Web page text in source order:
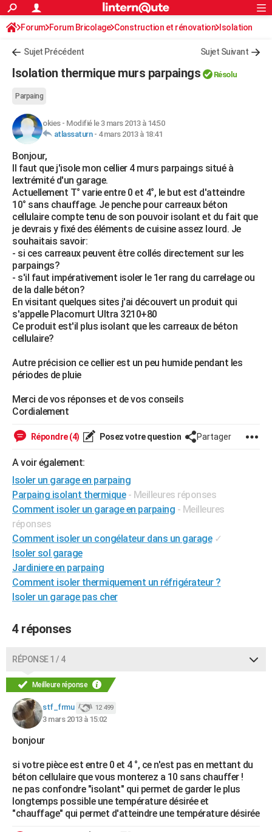
ACTUALITÉS
Politique
Société
Faits Divers
Education
Monde
Villes
+
AUTO
Essais
Réserver un essai
Citadines
Berlines
SUV
Forum auto
+HIGH-TECH
Mobiles
Meilleur smartphone
Internet
Ordinateurs
Jeux vidéo
Guide high-tech
+BRICOLAGE
Forum
Aménagement intérieur
Extérieur
Cuisine
Salle de bains
Jardinage
Rangement
WEEK-END
Guides de France
Escapades
Patrimoine
Expositions
Musées
Week-end nature
LIFESTYLE
Art de vivre
Bien-être
Loisirs
Mode
Modes de vie
SANTE
Alimentation
Guide de la santé
Maladies
Médicaments
Sommeil
VOYAGE
Destinations
City break
Voyage nature
Voyage de noces
Forum
Climat
PHOTO
GUIDES D'ACHAT
BONS PLANS
CARTE DE VOEUX
Carte de Noël
Carte Bonne année
Carte Saint-Valentin
Carte Pâques
Carte d'anniversaire
Dictionnaire
Biographies
Citations
Expressions
Proverbes
PROGRAMME TV
COPAINS D'AVANT
S'inscrire
Se connecter
Lycées
Collèges
Primaires
Universités
Entreprises
Service militaire
Avis de recherche
AVIS DE DÉCÈS
FORUM
Bricolage
Lifestyle
Culture
Sport
Auto
Television
Voyage
Cinema
Rechercher
S'inscrire
Connexion
Forum Forum Bricolage Construction et rénovation Isolation
Sujet Précédent Sujet Suivant
Isolation thermique murs parpaings Résolu
Parpaing
okies- Modifié le 3 mars 2013 à 14:50
atlassaturn- 4 mars 2013 à 18:41
Bonjour,
Il faut que j'isole mon cellier 4 murs parpaings situé à
lextrémité d'un garage.
Actuellement T° varie entre 0 et 4°, le but est d'atteindre
10° sans chauffage. Je penche pour carreaux béton
cellulaire compte tenu de son pouvoir isolant et du fait que
je devrais y fixé des éléments de cuisine assez lourd. Je
souhaitais savoir:
- si ces carreaux peuvent être collés directement sur les
parpaings?
- s'il faut impérativement isoler le 1er rang du carrelage ou
de la dalle béton?
En visitant quelques sites j'ai découvert un produit qui
s'appelle Placomurt Ultra 3210+80
Ce produit est'il plus isolant que les carreaux de béton
cellulaire?
Autre précision ce cellier est un peu humide pendant les
périodes de pluie
Merci de vos réponses et de vos conseils
Cordialement
Répondre (4) Posez votre question Partager
A voir également:
Isoler un garage en parpaing
Parpaing isolant thermique - Meilleures réponses
Comment isoler un garage en parpaing - Meilleures
réponses
Comment isoler un congélateur dans un garage ✓
Isoler sol garage
Jardiniere en parpaing
Comment isoler thermiquement un réfrigérateur ?
Isoler un garage pas cher
4 réponses
RÉPONSE 1 / 4
Meilleure réponse
stf_frmu 12 499
3 mars 2013 à 15:02
bonjour
si votre pièce est entre 0 et 4 °, ce n'est pas en mettant du
béton cellulaire que vous monterez a 10 sans chauffer !
ne pas confondre "isolant" qui permet de garder le plus
longtemps possible une température désirée et
"chauffage" qui permet d'atteindre une température désirée